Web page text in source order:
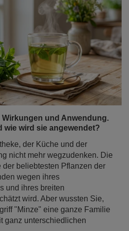
Wirkungen und Anwendung.
wie wird sie angewendet?
der Küche und der
nicht mehr wegzudenken. Die
beliebtesten Pflanzen der
wegen ihres
und ihres breiten
wird. Aber wussten Sie,
"Minze" eine ganze Familie
ganz unterschiedlichen